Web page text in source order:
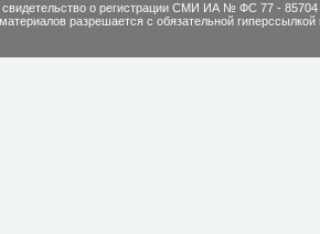
cвидетельство о регистрации СМИ ИА № ФС 77 - 85704
разрешается с обязательной гиперссылкой